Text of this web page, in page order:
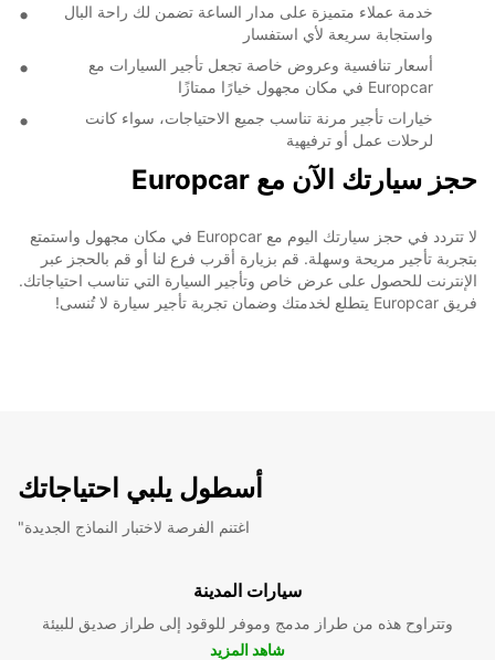
خدمة عملاء متميزة على مدار الساعة تضمن لك راحة البال
واستجابة سريعة لأي استفسار
أسعار تنافسية وعروض خاصة تجعل تأجير السيارات مع
Europcar في مكان مجهول خيارًا ممتازًا
خيارات تأجير مرنة تناسب جميع الاحتياجات، سواء كانت
لرحلات عمل أو ترفيهية
حجز سيارتك الآن مع Europcar
لا تتردد في حجز سيارتك اليوم مع Europcar في مكان مجهول واستمتع
بتجربة تأجير مريحة وسهلة. قم بزيارة أقرب فرع لنا أو قم بالحجز عبر
الإنترنت للحصول على عرض خاص وتأجير السيارة التي تناسب احتياجاتك.
فريق Europcar يتطلع لخدمتك وضمان تجربة تأجير سيارة لا تُنسى!
أسطول يلبي احتياجاتك
"اغتنم الفرصة لاختبار النماذج الجديدة
سيارات المدينة
وتتراوح هذه من طراز مدمج وموفر للوقود إلى طراز صديق للبيئة
شاهد المزيد